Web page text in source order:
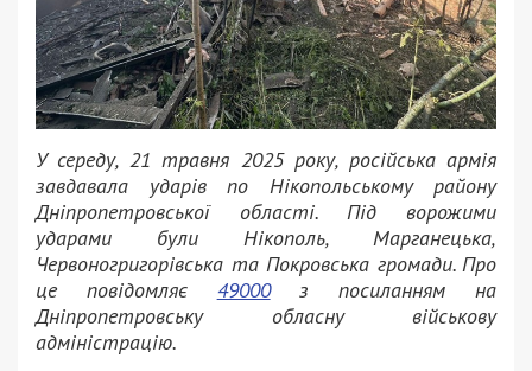
У середу, 21 травня 2025 року, російська армія
завдавала ударів по Нікопольському району
Дніпропетровської області. Під ворожими
ударами були Нікополь, Марганецька,
Червоногригорівська та Покровська громади. Про
це повідомляє 49000з посиланням на
Дніпропетровську обласну військову
адміністрацію.